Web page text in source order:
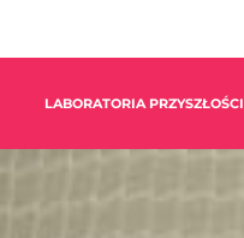
LABORATORIA PRZYSZŁOŚCI